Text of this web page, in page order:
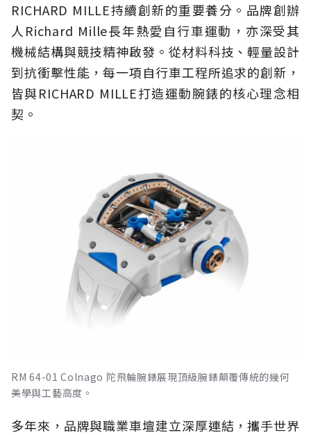
RICHARD MILLE持續創新的重要養分。品牌創辦
人Richard Mille長年熱愛自行車運動，亦深受其
機械結構與競技精神啟發。從材料科技、輕量設計
到抗衝擊性能，每一項自行車工程所追求的創新，
皆與RICHARD MILLE打造運動腕錶的核心理念相
契。
RM 64-01 Colnago 陀飛輪腕錶展現頂級腕錶顛覆傳統的幾何
美學與工藝高度。
多年來，品牌與職業車壇建立深厚連結，攜手世界